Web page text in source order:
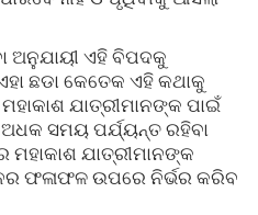
ଅନୁଯାୟୀ ଏହି ବିପଦକୁ
ଛଡା କେତେକ ଏହି କଥାକୁ
ଯାତ୍ରୀମାନଙ୍କ ପାଇଁ
ସମୟ ପର୍ଯ୍ୟନ୍ତ ରହିବା
ଯାତ୍ରୀମାନଙ୍କ
ଫଳାଫଳ ଉପରେ ନିର୍ଭର କରିବ